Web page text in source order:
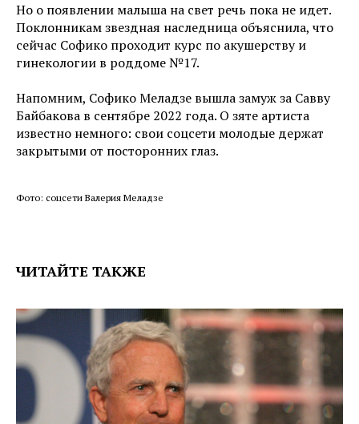
Но о появлении малыша на свет речь пока не идет.
Поклонникам звездная наследница объяснила, что
сейчас Софико проходит курс по акушерству и
гинекологии в роддоме №17.
Напомним, Софико Меладзе вышла замуж за Савву
Байбакова в сентябре 2022 года. О зяте артиста
известно немного: свои соцсети молодые держат
закрытыми от посторонних глаз.
Фото: соцсети Валерия Меладзе
ЧИТАЙТЕ ТАКЖЕ